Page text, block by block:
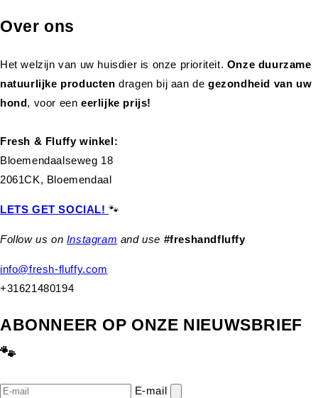
Over ons
Het welzijn van uw huisdier is onze prioriteit. Onze duurzame
natuurlijke productendragen bij aan de gezondheid van uw
hond, voor eeneerlijke prijs!
Fresh & Fluffy winkel:
Bloemendaalseweg 18
2061CK, Bloemendaal
LETS GET SOCIAL!🐾
Follow us on Instagram and use #freshandfluffy
info@fresh-fluffy.com
+31621480194
ABONNEER OP ONZE NIEUWSBRIEF
🐾
E‑mail